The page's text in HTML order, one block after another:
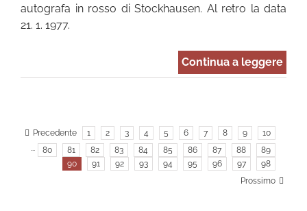
autografa in rosso di Stockhausen. Al retro la data
21. 1. 1977.
Continua a leggere
Precedente 1 2 3 4 5 6 7 8 9
10
···
80 81 82 83 84 85 86 87 88
89
90
91 92 93 94 95 96 97
98
Prossimo